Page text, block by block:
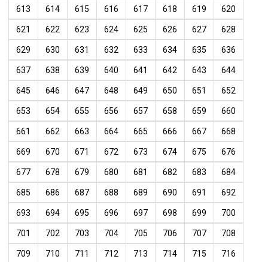
613 614 615 616 617 618 619 620
621 622 623 624 625 626 627 628
629 630 631 632 633 634 635 636
637 638 639 640 641 642 643 644
645 646 647 648 649 650 651 652
653 654 655 656 657 658 659 660
661 662 663 664 665 666 667 668
669 670 671 672 673 674 675 676
677 678 679 680 681 682 683 684
685 686 687 688 689 690 691 692
693 694 695 696 697 698 699 700
701 702 703 704 705 706 707 708
709 710 711 712 713 714 715 716